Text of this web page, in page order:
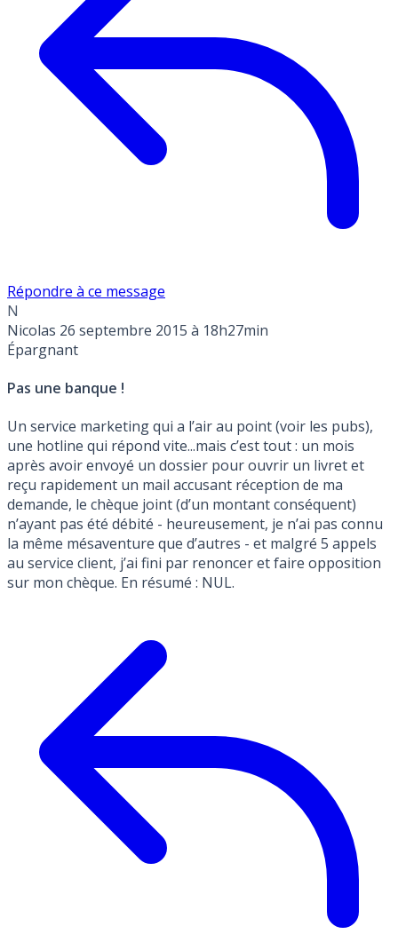
Répondre à ce message
N
Nicolas 26 septembre 2015 à 18h27min
Épargnant
Pas une banque !
Un service marketing qui a l’air au point (voir les pubs),
une hotline qui répond vite...mais c’est tout : un mois
après avoir envoyé un dossier pour ouvrir un livret et
reçu rapidement un mail accusant réception de ma
demande, le chèque joint (d’un montant conséquent)
n’ayant pas été débité - heureusement, je n’ai pas connu
la même mésaventure que d’autres - et malgré 5 appels
au service client, j’ai fini par renoncer et faire opposition
sur mon chèque. En résumé : NUL.